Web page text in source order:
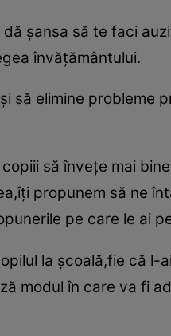
dă şansa să te faci
învăţământului.
să elimine
să înveţe mai
propunem să ne
pe care le ai
la şcoală,fie că
modul în care va fi